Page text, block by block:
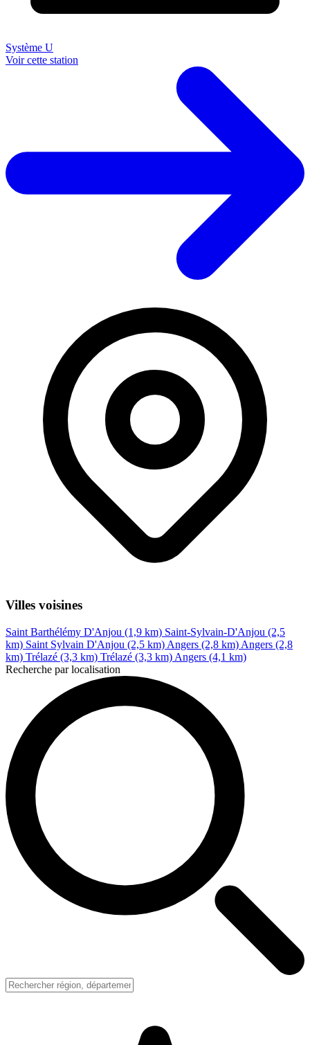
Système U
Voir cette station
Villes voisines
Saint Barthélémy D'Anjou (1,9 km) Saint-Sylvain-D'Anjou (2,5
km) Saint Sylvain D'Anjou (2,5 km) Angers (2,8 km) Angers (2,8
km) Trélazé (3,3 km) Trélazé (3,3 km) Angers (4,1 km)
Recherche par localisation